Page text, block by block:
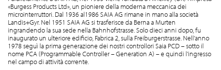
«Burgess Products Ltd», un pioniere della moderna meccanica dei
microinterruttori. Dal 1936 al1986 SAIA AG rimane in mano alla società
Landis+Gyr. Nel 1951 SAIA AG si trasferisce da Berna a Murten
ingrandendo la sua sede nella Bahnhofstrasse. Solo dieci anni dopo, fu
inaugurato un ulteriore edificio, Fabrica 2, sulla Freiburgerstrasse. Nell'anno
1978 seguì la prima generazione dei nostri controllori Saia PCD – sotto il
nome PCA (Programmable Controller – Generation A) – e quindi l'ingresso
nel campo di attività corrente.